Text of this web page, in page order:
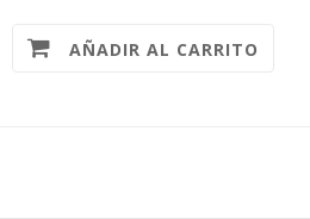
AÑADIR AL CARRITO